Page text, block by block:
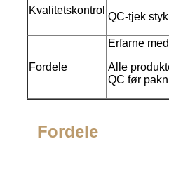
Kvalitetskontrol
QC-tjek
Fordele
Erfarne
Alle
QC før
Fordele